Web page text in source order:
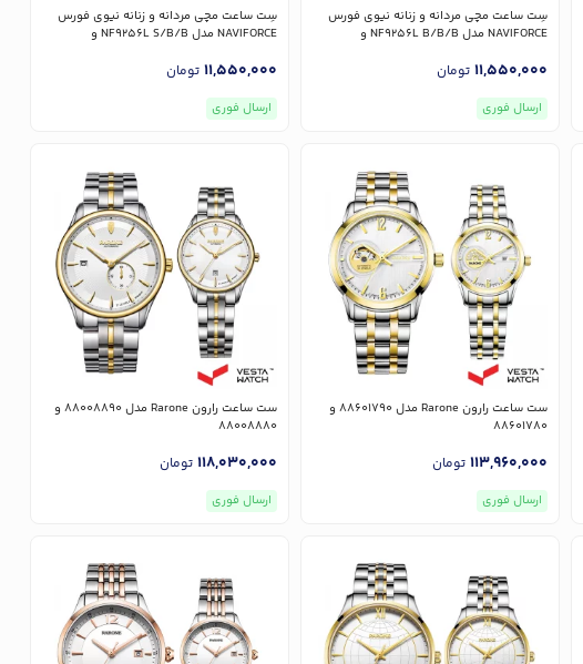
سِت ساعت مچی مردانه و زنانه نیوی فورس
NAVIFORCE مدل NF9256L B/B/B و
11,550,000 تومان
ارسال فوری
سِت ساعت مچی مردانه و زنانه نیوی فورس
NAVIFORCE مدل NF9256L S/B/B و
11,550,000 تومان
ارسال فوری
ست ساعت رارون Rarone مدل 88601790 و
88601780
113,960,000 تومان
ارسال فوری
ست ساعت رارون Rarone مدل 88008890 و
88008880
118,030,000 تومان
ارسال فوری